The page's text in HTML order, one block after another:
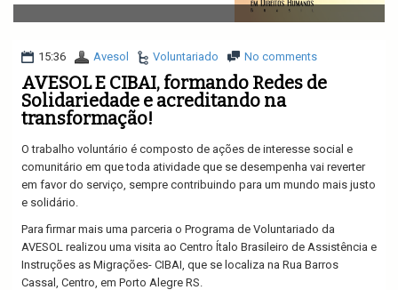
v
i
a
i
o
15:36 Avesol Voluntariado No comments
AVESOL E CIBAI, formando Redes de
Solidariedade e acreditando na
transformação!
O trabalho voluntário é composto de ações de interesse social e
comunitário em que toda atividade que se desempenha vai reverter
em favor do serviço, sempre contribuindo para um mundo mais justo
e solidário.
Para firmar mais uma parceria o Programa de Voluntariado da
AVESOL realizou uma visita ao Centro Ítalo Brasileiro de Assistência e
Instruções as Migrações- CIBAI, que se localiza na Rua Barros
Cassal, Centro, em Porto Alegre RS.